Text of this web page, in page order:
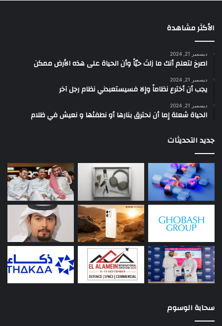
الأكثر مشاهدة
ديسمبر 21, 2024
‫اصرخ لتعلم أنك ما زلتَ حيّاً وأن الحياة على هذه الأرض ممكن
ديسمبر 21, 2024
يجب أن أخترع نظاماً وإلا فسيستعبدني نظام رجل آخر
ديسمبر 21, 2024
الحياة شعلة إما أن نحترق بنارها أو نطفئها و نعيش في ظلام
جديد التحديثات
سحابة الوسوم